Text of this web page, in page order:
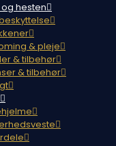
hesten
& pleje
& tilbehør
& tilbehør